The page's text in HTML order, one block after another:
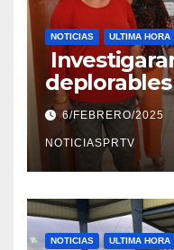
NOTICIAS ULTIMA HORA
deplorables
el
en6/FEBRERO/2025
NOTICIASPRTV
NOTICIAS ULTIMA HORA